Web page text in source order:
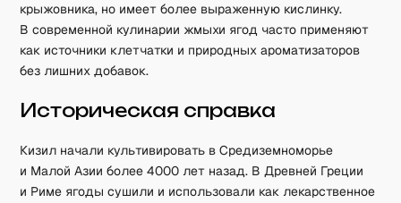
крыжовника, но имеет более выраженную кислинку.
В современной кулинарии жмыхи ягод часто применяют
как источники клетчатки и природных ароматизаторов
без лишних добавок.
Историческая справка
Кизил начали культивировать в Средиземноморье
и Малой Азии более 4000 лет назад. В Древней Греции
и Риме ягоды сушили и использовали как лекарственное